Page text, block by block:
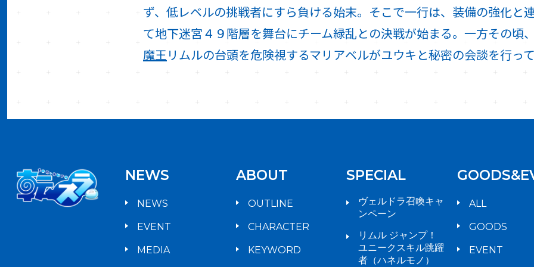
ず、低レベルの挑戦者にすら負ける始末。そこで一行は、装備の強化と
て地下迷宮４９階層を舞台にチーム緑乱との決戦が始まる。一方その頃
魔王リムルの台頭を危険視するマリアベルがユウキと秘密の会談を行っ
NEWS
NEWS
EVENT
MEDIA
ABOUT
OUTLINE
CHARACTER
KEYWORD
SPECIAL
ヴェルドラ召喚キャ
ンペーン
リムル ジャンプ！
ユニークスキル跳躍
者（ハネルモノ）
ALL
GOODS
EVENT